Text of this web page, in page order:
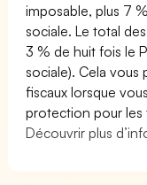
imposable, plus 7
sociale. Le total
3 % de huit fois le
sociale). Cela
fiscaux lorsque
protection pour les
Découvrir plus